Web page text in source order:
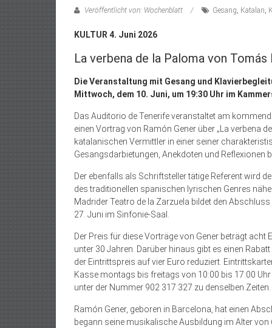
Veröffentlicht von: Wochenblatt Gesang Katalan
KULTUR 4. Juni 2026
La verbena de la Paloma von
Die Veranstaltung mit Gesang und
Mittwoch, dem 10. Juni, um 19:30 Uhr im
Das Auditorio de Tenerife veranstaltet am
einen Vortrag von Ramón Gener über „La verbena
katalanischen Vermittler in einer seiner
Gesangsdarbietungen, Anekdoten und Reflexionen
Der ebenfalls als Schriftsteller tätige Referent wird
des traditionellen spanischen lyrischen Genres
Madrider Teatro de la Zarzuela bildet den
27. Juni im Sinfonie-Saal.
Der Preis für diese Vorträge von Gener beträgt
unter 30 Jahren. Darüber hinaus gibt es einen
der Eintrittspreis auf vier Euro reduziert.
Kasse montags bis freitags von 10:00 bis 17:00
unter der Nummer 902 317 327 zu denselben Zeiten.
Ramón Gener, geboren in Barcelona, hat einen
begann seine musikalische Ausbildung im Alter